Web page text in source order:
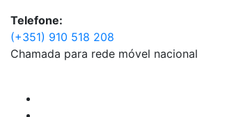
Telefone:
(+351) 910 518 208
Chamada para rede móvel nacional